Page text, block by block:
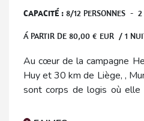
CAPACITÉ : 8/12 PERSONNES - 2
Á PARTIR DE 80,00 € EUR / 1
Au cœur de la campagne
Huy et 30 km de Liège, ,
sont corps de logis où elle a